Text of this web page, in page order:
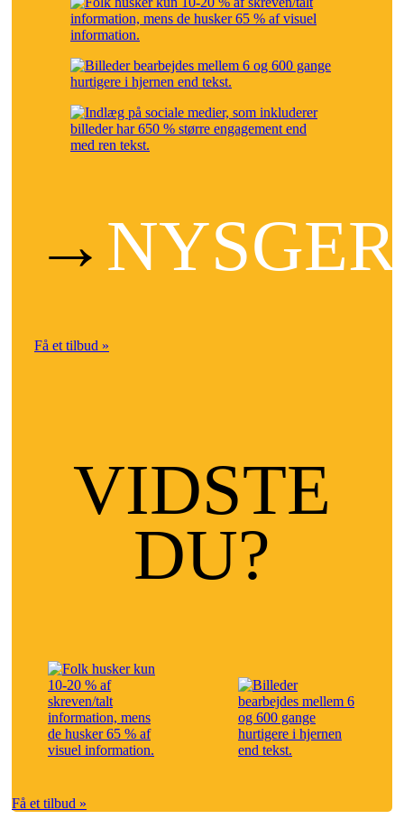
→
Få et tilbud »
VIDSTE
DU?
Få et tilbud »